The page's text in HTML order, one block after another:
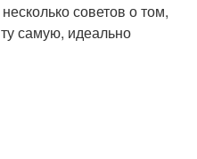
советов о том,
самую, идеально